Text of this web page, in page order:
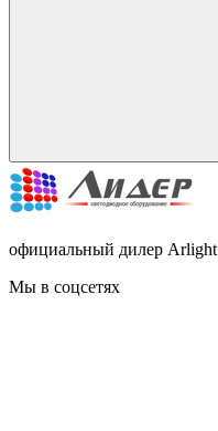
официальный дилер Arlight
Мы в соцсетях